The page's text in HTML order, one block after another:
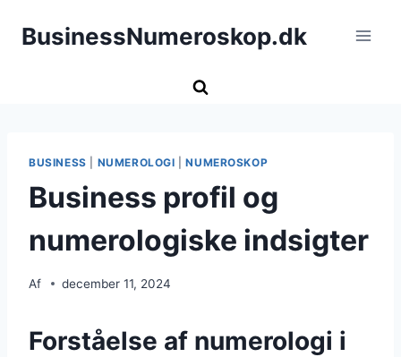
BusinessNumeroskop.dk
BUSINESS NUMEROLOGI |NUMEROSKOP
Business profil og
numerologiske indsigter
Af december 11, 2024
Forståelse af numerologi i